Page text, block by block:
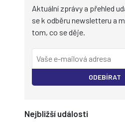
Aktuální zprávy a přehled
se k odběru newsletteru a
tom, co se děje.
ODEBÍRAT
Nejbližší události